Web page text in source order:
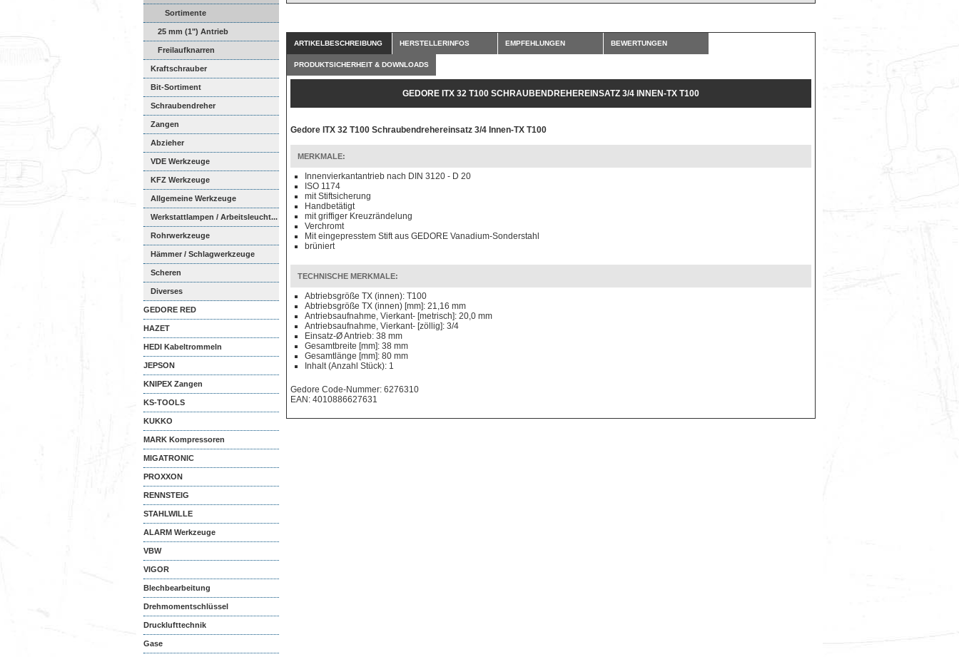
Sortimente
25 mm (1") Antrieb
Freilaufknarren
Kraftschrauber
Bit-Sortiment
Schraubendreher
Zangen
Abzieher
VDE Werkzeuge
KFZ Werkzeuge
Allgemeine Werkzeuge
Werkstattlampen / Arbeitsleucht...
Rohrwerkzeuge
Hämmer / Schlagwerkzeuge
Scheren
Diverses
GEDORE RED
HAZET
HEDI Kabeltrommeln
JEPSON
KNIPEX Zangen
KS-TOOLS
KUKKO
MARK Kompressoren
MIGATRONIC
PROXXON
RENNSTEIG
STAHLWILLE
ALARM Werkzeuge
VBW
VIGOR
Blechbearbeitung
Drehmomentschlüssel
Drucklufttechnik
Gase
ARTIKELBESCHREIBUNG HERSTELLERINFOS EMPFEHLUNGEN BEWERTUNGEN
PRODUKTSICHERHEIT & DOWNLOADS
GEDORE ITX 32 T100 SCHRAUBENDREHEREINSATZ 3/4 INNEN-TX T100
Gedore ITX 32 T100 Schraubendrehereinsatz 3/4 Innen-TX T100
MERKMALE:
Innenvierkantantrieb nach DIN 3120 - D 20
ISO 1174
mit Stiftsicherung
Handbetätigt
mit griffiger Kreuzrändelung
Verchromt
Mit eingepresstem Stift aus GEDORE Vanadium-Sonderstahl
brüniert
TECHNISCHE MERKMALE:
Abtriebsgröße TX (innen): T100
Abtriebsgröße TX (innen) [mm]: 21,16 mm
Antriebsaufnahme, Vierkant- [metrisch]: 20,0 mm
Antriebsaufnahme, Vierkant- [zöllig]: 3/4
Einsatz-Ø Antrieb: 38 mm
Gesamtbreite [mm]: 38 mm
Gesamtlänge [mm]: 80 mm
Inhalt (Anzahl Stück): 1
Gedore Code-Nummer: 6276310
EAN: 4010886627631